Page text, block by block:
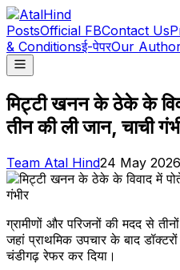
PostsOfficial FBContact Us
& Conditionsई-पेपरOur
मिट्टी खनन के ठेके के
तीन की ली जान, चाची
Team Atal Hind24 May 2026
ग्रामीणों और परिजनों की मदद से
जहां प्राथमिक उपचार के बाद
चंडीगढ़ रेफर कर दिया।